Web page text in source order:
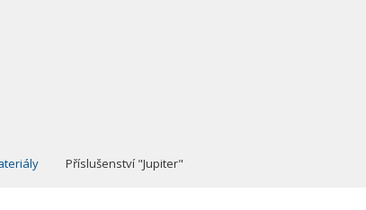
Příslušenství "Jupiter"